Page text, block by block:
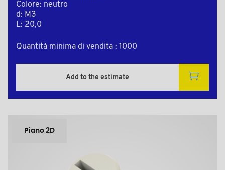
Colore: neutro
d: M3
L: 20,0
Quantità minima di vendita : 1000
Add to the estimate
Piano 2D